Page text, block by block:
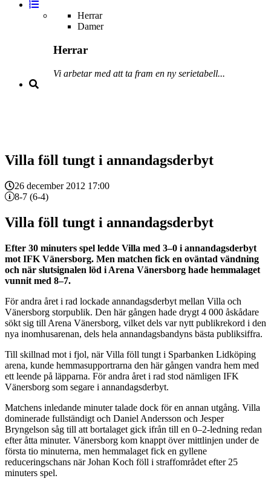
Herrar
Damer
Herrar
Vi arbetar med att ta fram en ny serietabell...
Villa föll tungt i annandagsderbyt
26 december 2012 17:00
8-7 (6-4)
Villa föll tungt i annandagsderbyt
Efter 30 minuters spel ledde Villa med 3–0 i annandagsderbyt
mot IFK Vänersborg. Men matchen fick en oväntad vändning
och när slutsignalen löd i Arena Vänersborg hade hemmalaget
vunnit med 8–7.
För andra året i rad lockade annandagsderbyt mellan Villa och
Vänersborg storpublik. Den här gången hade drygt 4 000 åskådare
sökt sig till Arena Vänersborg, vilket dels var nytt publikrekord i den
nya inomhusarenan, dels hela annandagsbandyns bästa publiksiffra.
Till skillnad mot i fjol, när Villa föll tungt i Sparbanken Lidköping
arena, kunde hemmasupportrarna den här gången vandra hem med
ett leende på läpparna. För andra året i rad stod nämligen IFK
Vänersborg som segare i annandagsderbyt.
Matchens inledande minuter talade dock för en annan utgång. Villa
dominerade fullständigt och Daniel Andersson och Jesper
Bryngelson såg till att bortalaget gick ifrån till en 0–2-ledning redan
efter åtta minuter. Vänersborg kom knappt över mittlinjen under de
första tio minuterna, men hemmalaget fick en gyllene
reduceringschans när Johan Koch föll i straffområdet efter 25
minuters spel.